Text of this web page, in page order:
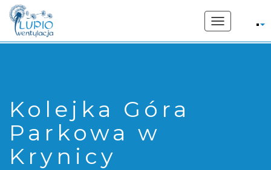
Toggle
navigation
Kolejka Góra
Parkowa w
Krynicy